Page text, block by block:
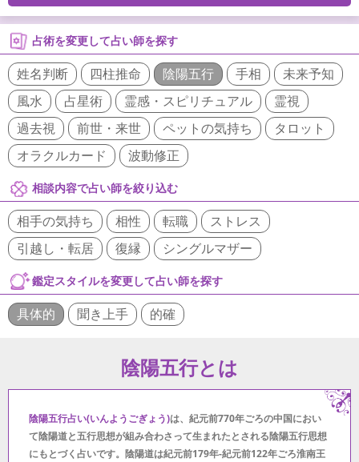
占術を変更して占い師を探す
姓名判断 四柱推命 陰陽五行 手相
未来予知
風水
占星術 霊感・スピリチュアル
霊視
過去視
前世・来世 ペットの気持ち
タロット
オラクルカード
波動修正
相談内容で占い師を絞り込む
相手の気持ち 相性 転職
ストレス
引越し・転居
復縁 シングルマザー
鑑定スタイルを変更して占い師を探す
具体的 聞き上手 的確
陰陽五行とは
陰陽五行占い(いんようごぎょう)は、紀元前770年ごろの中国におい
て陰陽道と五行思想が組み合わさって生まれたとされる陰陽五行思想
にもとづく占いです。陰陽道は紀元前179年-紀元前122年ごろ淮南王